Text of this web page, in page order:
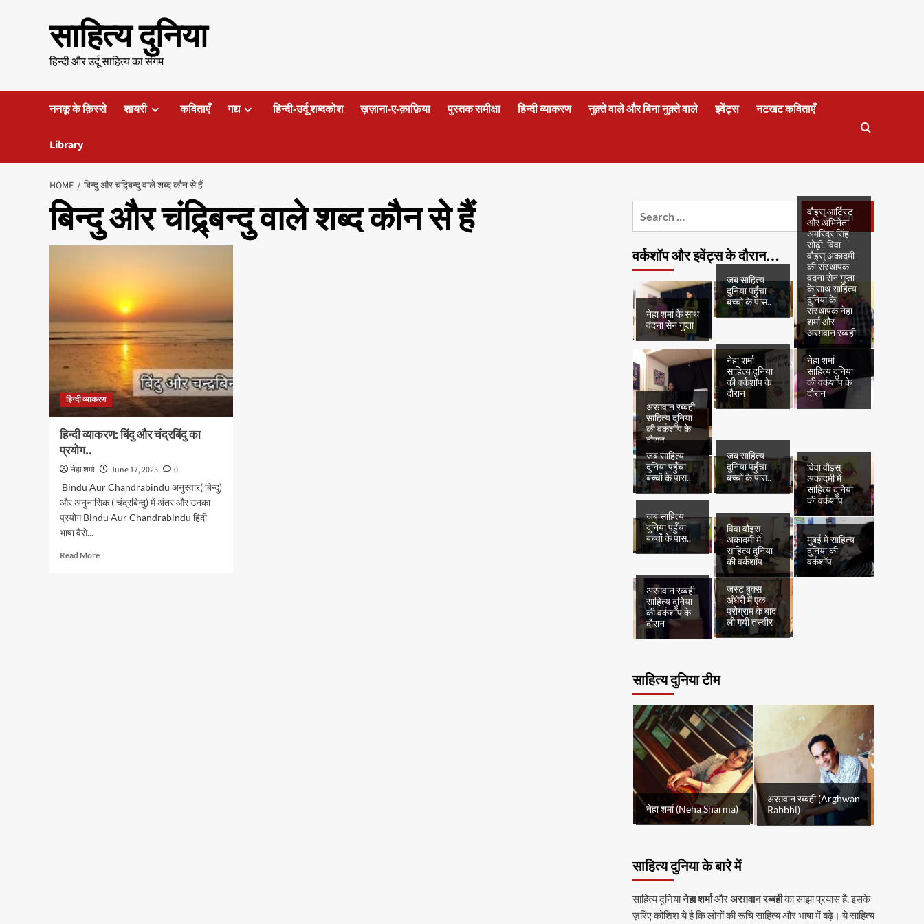
साहित्य दुनिया
हिन्दी और उर्दू साहित्य का संगम
ननकू के क़िस्से शायरी कविताएँ गद्य हिन्दी-उर्दू शब्दकोश ख़ज़ाना-ए-क़ाफ़िया पुस्तक समीक्षा हिन्दी व्याकरण नुक़्ते वाले और बिना नुक़्ते वाले इवेंट्स नटखट कविताएँ
Library
HOME बिन्दु और चंद्र्बिन्दु वाले शब्द कौन से हैं
बिन्दु और चंद्र्बिन्दु वाले शब्द कौन से हैं
हिन्दी व्याकरण
हिन्दी व्याकरण: बिंदु और चंद्रबिंदु का
प्रयोग..
नेहा शर्मा June 17, 2023
0
Bindu Aur Chandrabindu अनुस्वार( बिन्दु)
और अनुनासिक ( चंद्रबिन्दु) में अंतर और उनका
प्रयोग Bindu Aur Chandrabindu हिंदी
भाषा वैसे...
Read MoreRead
वर्कशॉप और इवेंट्स के दौरान…
नेहा शर्मा के साथ
वंदना सेन गुप्ता
जब साहित्य
दुनिया पहुँचा
बच्चों के पास..
वौइस् आर्टिस्ट
और अभिनेता
अमरिंदर सिंह
सोढ़ी, विवा
वौइस् अकादमी
की संस्थापक
वंदना सेन गुप्ता
के साथ साहित्य
दुनिया के
संस्थापक नेहा
शर्मा और
अरग़वान रब्बही
अरग़वान रब्बही
साहित्य दुनिया
की वर्कशॉप के
दौरान
नेहा शर्मा
साहित्य दुनिया
की वर्कशॉप के
दौरान
नेहा शर्मा
साहित्य दुनिया
की वर्कशॉप के
दौरान
जब साहित्य
दुनिया पहुँचा
बच्चों के पास..
जब साहित्य
दुनिया पहुँचा
बच्चों के पास..
विवा वौइस्
अकादमी में
साहित्य दुनिया
की वर्कशॉप
जब साहित्य
दुनिया पहुँचा
बच्चों के पास..
विवा वौइस्
अकादमी में
साहित्य दुनिया
की वर्कशॉप
मुंबई में साहित्य
दुनिया की
वर्कशॉप
अरग़वान रब्बही
साहित्य दुनिया
की वर्कशॉप के
दौरान
जस्ट बुक्स
अँधेरी में एक
प्रोग्राम के बाद
ली गयी तस्वीर
साहित्य दुनिया टीम
नेहा शर्मा (Neha Sharma)
अरग़वान रब्बही (Arghwan
Rabbhi)
साहित्य दुनिया के बारे में
साहित्य दुनियानेहा शर्माऔरअरग़वान रब्बहीका साझा प्रयास है. इसके
ज़रिए कोशिश ये है कि लोगों की रूचि साहित्य और भाषा में बढ़े। ये साहित्य